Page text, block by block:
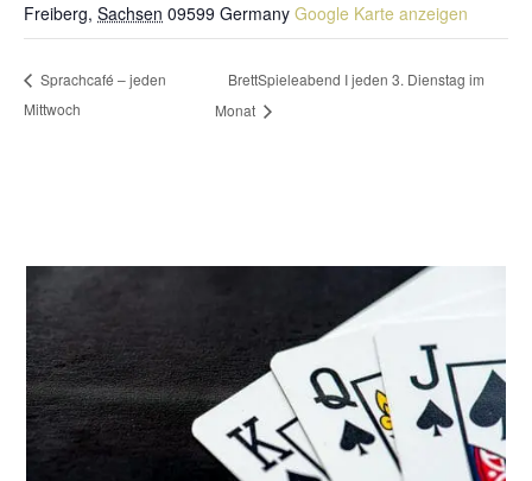
Freiberg, Sachsen 09599 Germany Google Karte anzeigen
Sprachcafé – jeden
Mittwoch
BrettSpieleabend I jeden 3. Dienstag im
Monat